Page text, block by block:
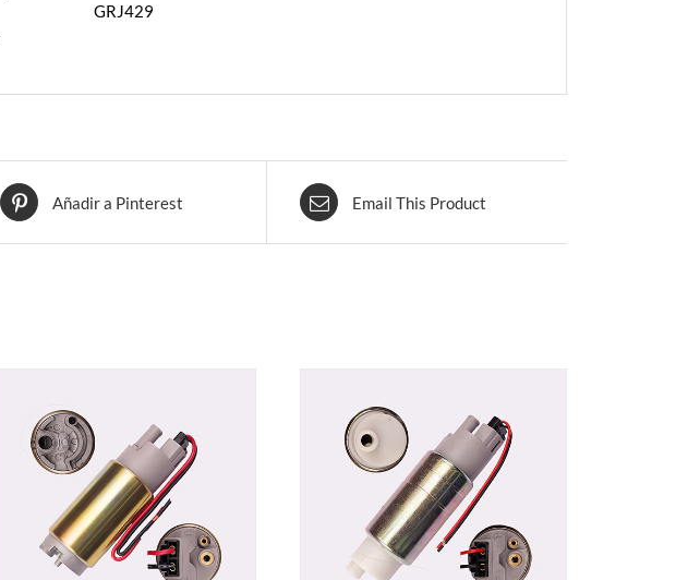
GRJ429
Añadir a Pinterest Email This Product